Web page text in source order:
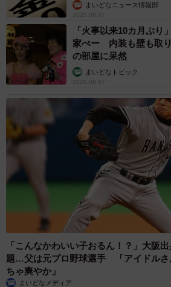
まいどなニュース情報部
2026.08.07
「火事以来10カ月ぶり
家ぺー 内装も壁も取
の部屋に呆然
まいどなトピック
2026.08.07
「こんなかわいい子おるん！？」大阪
題…父は元プロ野球選手 「アイドルさ
ちゃ爽やか」
まいどなメディア